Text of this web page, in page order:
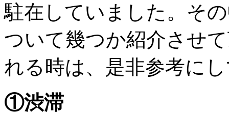
駐在していました。そ
ついて幾つか紹介させ
れる時は、是非参考に
①渋滞